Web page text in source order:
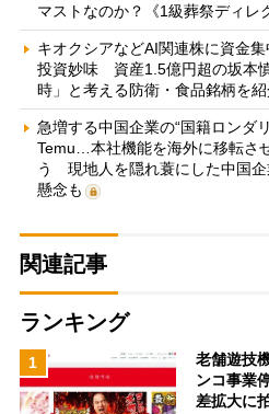
マストなのか？《1級葬祭ディレ
キオクシアなどAI関連株に資金
投資妙味 資産1.5億円超の坂本
時」と考える防衛・食品銘柄を
急増する中国企業の“国籍ロンダ
Temu…本社機能を海外に移転さ
う 現地人を隠れ蓑にした中国
懸念も
関連記事
ランキング
1
老舗遊技
ンコ事業
差拡大に